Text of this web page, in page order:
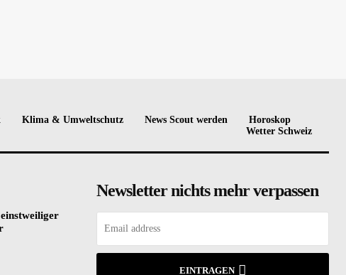
Klima & Umweltschutz News Scout werden
Horoskop
Wetter Schweiz
Newsletter nichts mehr verpassen
EINTRAGEN